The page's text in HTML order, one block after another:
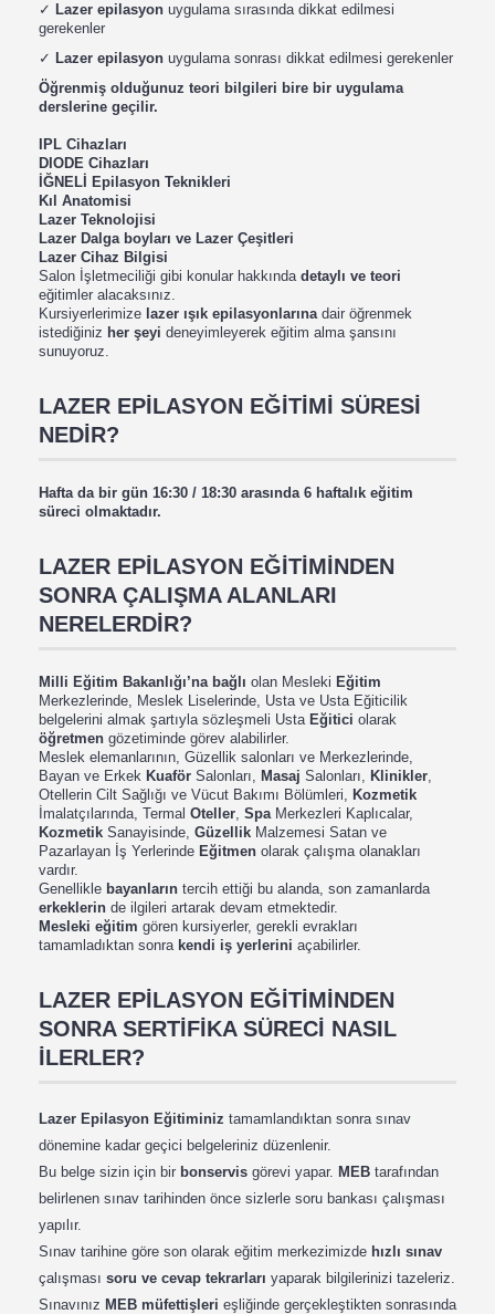
✓ Lazer epilasyon uygulama sırasında dikkat edilmesi
gerekenler
✓ Lazer epilasyon uygulama sonrası dikkat edilmesi gerekenler
Öğrenmiş olduğunuz teori bilgileri bire bir uygulama
derslerine geçilir.
IPL Cihazları
DIODE Cihazları
İĞNELİ Epilasyon Teknikleri
Kıl Anatomisi
Lazer Teknolojisi
Lazer Dalga boyları ve Lazer Çeşitleri
Lazer Cihaz Bilgisi
Salon İşletmeciliği gibi konular hakkında detaylı ve teori
eğitimler alacaksınız.
Kursiyerlerimize azer ışık epilasyonlarına dair öğrenmek
istediğiniz her şeyi deneyimleyerek eğitim alma şansını
sunuyoruz.
LAZER EPİLASYON EĞİTİMİ SÜRESİ
NEDİR?
Hafta da bir gün 16:30 / 18:30 arasında 6 haftalık eğitim
süreci olmaktadır.
LAZER EPİLASYON EĞİTİMİNDEN
SONRA ÇALIŞMA ALANLARI
NERELERDİR?
Milli Eğitim Bakanlığı’na bağlı olan Mesleki Eğitim
Merkezlerinde, Meslek Liselerinde, Usta ve Usta Eğiticilik
belgelerini almak şartıyla sözleşmeli Usta Eğitici olarak
öğretmen gözetiminde görev alabilirler.
Meslek elemanlarının, Güzellik salonları ve Merkezlerinde,
Bayan ve Erkek Kuaför Salonları, Masaj Salonları, Klinikler
Otellerin Cilt Sağlığı ve Vücut Bakımı Bölümleri,
Kozmetik
İmalatçılarında, Termal Oteller Spa Merkezleri Kaplıcalar,
Kozmetik Sanayisinde, Güzellik Malzemesi Satan ve
Pazarlayan İş Yerlerinde Eğitmen olarak çalışma olanakları
vardır.
Genellikle bayanların tercih ettiği bu alanda, son zamanlarda
erkeklerin de ilgileri artarak devam etmektedir.
Mesleki eğitim gören kursiyerler, gerekli evrakları
tamamladıktan sonra kendi iş yerlerini açabilirler.
LAZER EPİLASYON EĞİTİMİNDEN
SONRA SERTİFİKA SÜRECİ NASIL
İLERLER?
Lazer Epilasyon Eğitiminiz tamamlandıktan sonra sınav
dönemine kadar geçici belgeleriniz düzenlenir.
Bu belge sizin için bir bonservis görevi yapar. MEB tarafından
belirlenen sınav tarihinden önce sizlerle soru bankası çalışması
yapılır.
Sınav tarihine göre son olarak eğitim merkezimizde hızlı sınav
çalışması soru ve cevap tekrarları yaparak bilgilerinizi tazeleriz.
Sınavınız MEB müfettişleri eşliğinde gerçekleştikten sonrasında